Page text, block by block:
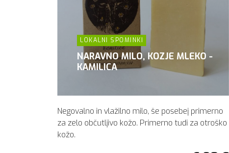
LOKALNI SPOMINKI
NARAVNO MILO, KOZJE MLEKO -
KAMILICA
Negovalno in vlažilno milo, še posebej primerno
za zelo občutljivo kožo. Primerno tudi za otroško
kožo.